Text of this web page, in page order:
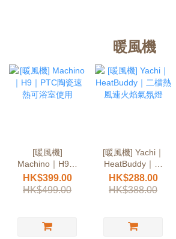
暖風機
[暖風機]
Machino｜H9｜
PTC陶瓷速熱可
浴室使用
HK$399.00
HK$499.00
[暖風機] Yachi｜
HeatBuddy｜二
檔熱風連火焰氣
氛燈
HK$288.00
HK$388.00